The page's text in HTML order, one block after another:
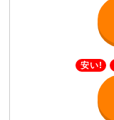
安い!